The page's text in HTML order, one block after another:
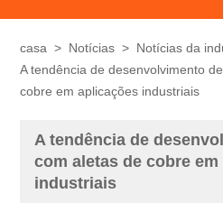
casa > Notícias > Notícias da
A tendência de desenvolvimento
cobre em aplicações industriais
A tendência de
com aletas de cobre
industriais